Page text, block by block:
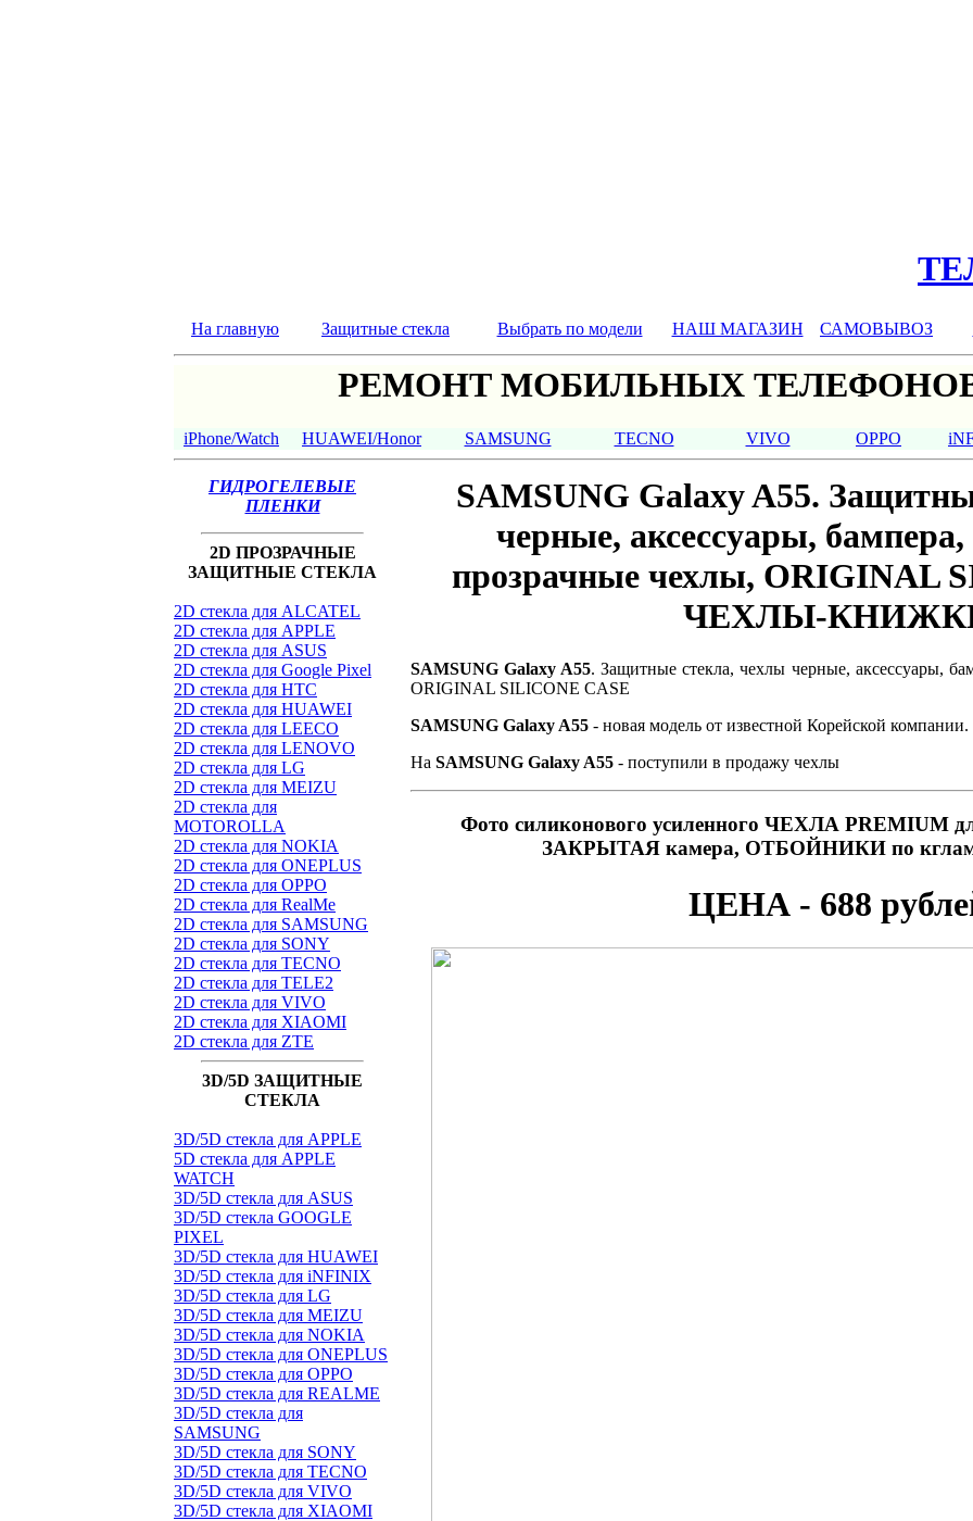
На главную Защитные стекла Выбрать по модели НАШ МАГАЗИН САМОВЫВОЗ
РЕМОНТ МОБИЛЬНЫХ
iPhone/Watch HUAWEI/Honor SAMSUNG TECNO VIVO OPPO
ГИДРОГЕЛЕВЫЕ
ПЛЕНКИ
2D ПРОЗРАЧНЫЕ
ЗАЩИТНЫЕ СТЕКЛА
2D стекла для ALCATEL
2D стекла для APPLE
2D стекла для ASUS
2D стекла для Google Pixel
2D стекла для HTC
2D стекла для HUAWEI
2D стекла для LEECO
2D стекла для LENOVO
2D стекла для LG
2D стекла для MEIZU
2D стекла для
MOTOROLLA
2D стекла для NOKIA
2D стекла для ONEPLUS
2D стекла для OPPO
2D стекла для RealMe
2D стекла для SAMSUNG
2D стекла для SONY
2D стекла для TECNO
2D стекла для TELE2
2D стекла для VIVO
2D стекла для XIAOMI
2D стекла для ZTE
3D/5D ЗАЩИТНЫЕ
СТЕКЛА
3D/5D стекла для APPLE
5D стекла для APPLE
WATCH
3D/5D стекла для ASUS
3D/5D стекла GOOGLE
PIXEL
3D/5D стекла для HUAWEI
3D/5D стекла для iNFINIX
3D/5D стекла для LG
3D/5D стекла для MEIZU
3D/5D стекла для NOKIA
3D/5D стекла для ONEPLUS
3D/5D стекла для OPPO
3D/5D стекла для REALME
3D/5D стекла для
SAMSUNG
3D/5D стекла для SONY
3D/5D стекла для TECNO
3D/5D стекла для VIVO
3D/5D стекла для XIAOMI
SAMSUNG Galaxy A55.
черные, аксессуары,
прозрачные чехлы, ORIGINAL
ЧЕХЛЫ-
SAMSUNG Galaxy A55. Защитные стекла, чехлы черные, аксессуары,
ORIGINAL SILICONE CASE
SAMSUNG Galaxy A55- новая модель от известной Корейской компании.
На SAMSUNG Galaxy A55- поступили в продажу чехлы
Фото силиконового усиленного ЧЕХЛА PREMIUM
ЗАКРЫТАЯ камера, ОТБОЙНИКИ по
ЦЕНА - 688